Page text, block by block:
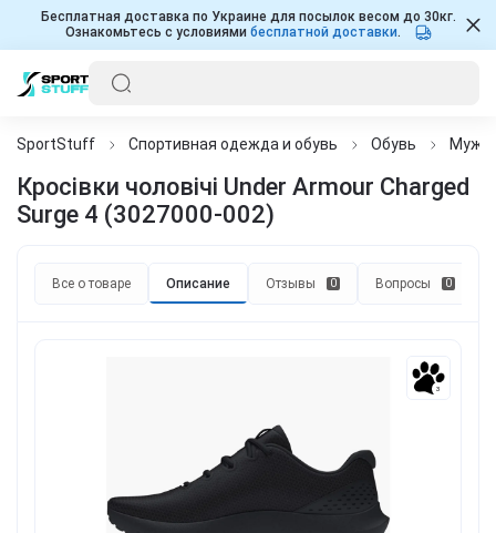
Бесплатная доставка по Украине для посылок весом до 30кг.
Ознакомьтесь с условиями бесплатной доставки.
SportStuff Спортивная одежда и обувь Обувь
Кросівки чоловічі Under Armour Charged
Surge 4 (3027000-002)
Все о товаре Описание Отзывы 0 Вопросы 0
3